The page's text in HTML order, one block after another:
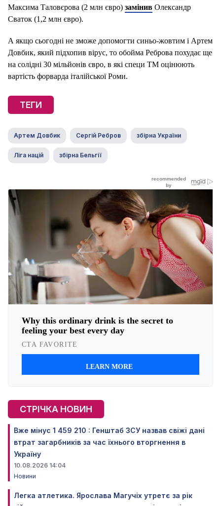
Максима Таловєрова (2 млн євро) замінив Олександр
Сваток (1,2 млн євро).
А якщо сьогодні не зможе допомогти синьо-жовтим і Артем
Довбик, який підхопив вірус, то обойма Реброва похудає ще
на солідні 30 мільйонів євро, в які специ ТМ оцінюють
вартість форварда італійської Роми.
ТЕГИ
Артем Довбик Сергій Ребров збірна України
Ліга націй збірна Бельгії
СТРІЧКА НОВИН
Вже мінус 1 459 210 : Генштаб ЗСУ назвав свіжі дані
втрат загарбників за час їхнього вторгнення в
Україну
10.08.2026 14:04
Новини
Легка атлетика. Ярослава Магучіх утретє за рік